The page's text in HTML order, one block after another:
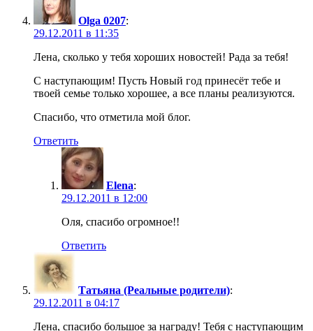
Olga 0207:
29.12.2011 в 11:35
Лена, сколько у тебя хороших новостей! Рада за тебя!
С наступающим! Пусть Новый год принесёт тебе и
твоей семье только хорошее, а все планы реализуются.
Спасибо, что отметила мой блог.
Ответить
Elena:
29.12.2011 в 12:00
Оля, спасибо огромное!!
Ответить
Татьяна (Реальные родители):
29.12.2011 в 04:17
Лена, спасибо большое за награду! Тебя с наступающим